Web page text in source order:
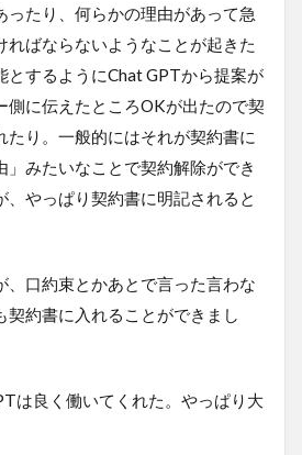
ったり、何らかの理由があって急
ればならないようなことが起きた
とするようにChat GPTから提案が
側に伝えたところOKが出たので契
たり。一般的にはそれが契約書に
」みたいなことで契約解除ができ
、やっぱり契約書に明記されると
、口約束とかあとで言った言わな
約書に入れることができまし
は良く働いてくれた。やっぱり大